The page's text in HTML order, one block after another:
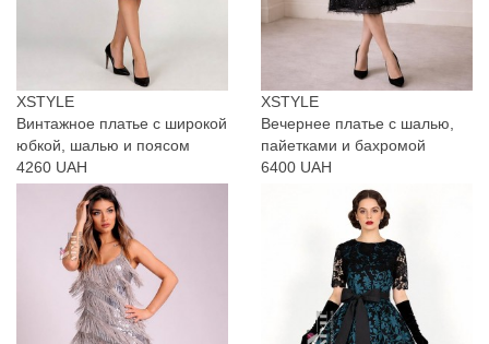
XSTYLE
Винтажное платье с широкой
юбкой, шалью и поясом
4260 UAH
XSTYLE
Вечернее платье с шалью,
пайетками и бахромой
6400 UAH